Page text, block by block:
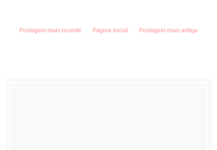
Postagem mais recente Postagem mais antiga
Página inicial